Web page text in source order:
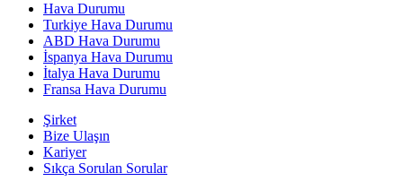
Hava Durumu
Turkiye Hava Durumu
ABD Hava Durumu
İspanya Hava Durumu
İtalya Hava Durumu
Fransa Hava Durumu
Şirket
Bize Ulaşın
Kariyer
Sıkça Sorulan Sorular